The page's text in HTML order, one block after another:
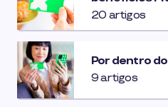
20 artigos
Por dentro
9 artigos